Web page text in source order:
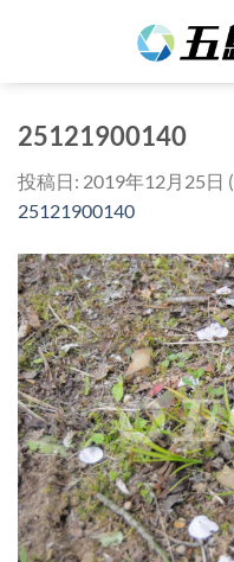
25121900140
投稿日: 2019年12月25日 (
25121900140